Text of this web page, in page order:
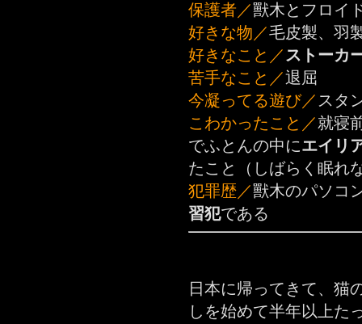
保護者／獸木とフロイ
好きな物／毛皮製、羽
好きなこと／ ストーカ
苦手なこと／退屈
今凝ってる遊び／ スタ
こわかったこと／就寝
でふとんの中にエイリ
たこと（しばらく眠れ
犯罪歴／獸木のパソコ
習犯である
日本に帰ってきて、猫
しを始めて半年以上た